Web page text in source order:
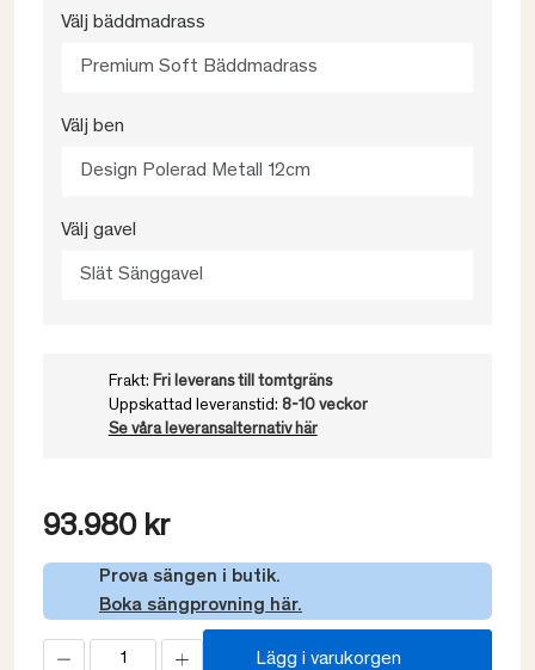
Välj bäddmadrass
Premium Soft Bäddmadrass
Välj ben
Design Polerad Metall 12cm
Välj gavel
Slät Sänggavel
Frakt: Fri leverans till tomtgräns
Uppskattad leveranstid: 8-10 veckor
Se våra leveransalternativ här
93.980 kr
Prova sängen i butik.
Boka sängprovning här.
Lägg i varukorgen